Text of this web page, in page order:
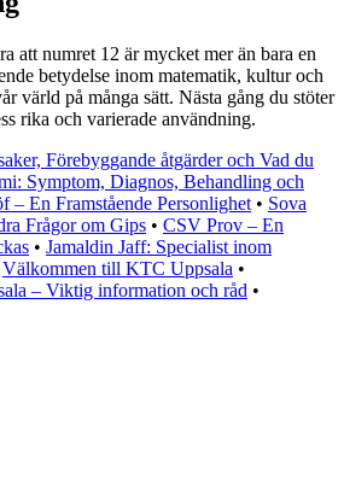
att numret 12 är mycket mer än bara en
betydelse inom matematik, kultur och
värld på många sätt. Nästa gång du stöter
rika och varierade användning.
Förebyggande åtgärder och Vad du
Symptom, Diagnos, Behandling och
– En Framstående Personlighet • Sova
Frågor om Gips • CSV Prov – En
• Jamaldin Jaff: Specialist inom
Välkommen till KTC Uppsala •
– Viktig information och råd •